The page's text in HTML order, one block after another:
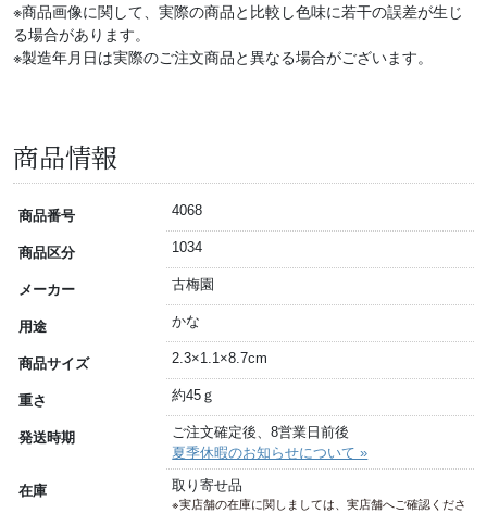
※商品画像に関して、実際の商品と比較し色味に若干の誤差が生じ
る場合があります。
※製造年月日は実際のご注文商品と異なる場合がございます。
商品情報
商品番号 4068
商品区分 1034
メーカー 古梅園
用途 かな
商品サイズ 2.3×1.1×8.7cm
重さ 約45ｇ
発送時期
ご注文確定後、8営業日前後
夏季休暇のお知らせについて »
在庫 取り寄せ品
※実店舗の在庫に関しましては、実店舗へご確認くださ